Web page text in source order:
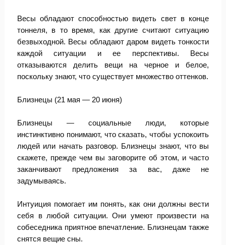
Весы обладают способностью видеть свет в конце
тоннеля, в то время, как другие считают ситуацию
безвыходной. Весы обладают даром видеть тонкости
каждой ситуации и ее перспективы. Весы
отказываются делить вещи на черное и белое,
поскольку знают, что существует множество оттенков.
Близнецы (21 мая — 20 июня)
Близнецы — социальные люди, которые
инстинктивно понимают, что сказать, чтобы успокоить
людей или начать разговор. Близнецы знают, что вы
скажете, прежде чем вы заговорите об этом, и часто
заканчивают предложения за вас, даже не
задумываясь.
Интуиция помогает им понять, как они должны вести
себя в любой ситуации. Они умеют произвести на
собеседника приятное впечатление. Близнецам также
снятся вещие сны.